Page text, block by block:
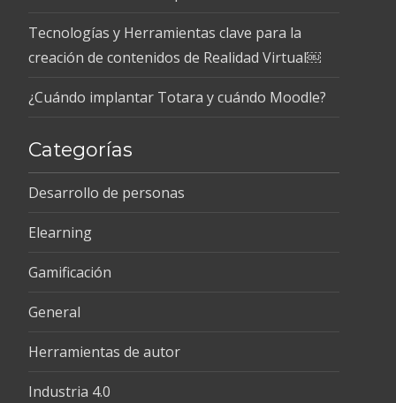
Tecnologías y Herramientas clave para la
creación de contenidos de Realidad Virtual￼
¿Cuándo implantar Totara y cuándo Moodle?
Categorías
Desarrollo de personas
Elearning
Gamificación
General
Herramientas de autor
Industria 4.0